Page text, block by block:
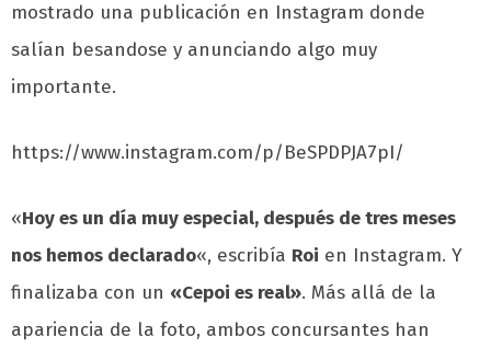
mostrado una publicación en Instagram donde
salían besandose y anunciando algo muy
importante.
https://www.instagram.com/p/BeSPDPJA7pI/
«Hoy es un día muy especial, después de tres meses
nos hemos declarado«, escribía Roi en Instagram. Y
finalizaba con un «Cepoi es real». Más allá de la
apariencia de la foto, ambos concursantes han